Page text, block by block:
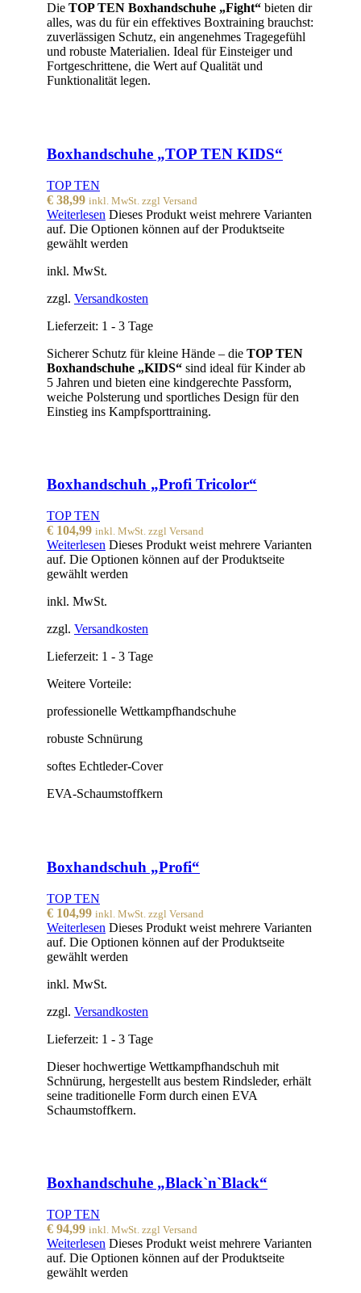
Die TOP TEN Boxhandschuhe „Fight“ bieten dir
alles, was du für ein effektives Boxtraining brauchst:
zuverlässigen Schutz, ein angenehmes Tragegefühl
und robuste Materialien. Ideal für Einsteiger und
Fortgeschrittene, die Wert auf Qualität und
Funktionalität legen.
Boxhandschuhe „TOP TEN KIDS“
TOP TEN
€ 38,99 inkl. MwSt. zzgl Versand
Weiterlesen Dieses Produkt weist mehrere Varianten
auf. Die Optionen können auf der Produktseite
gewählt werden
inkl. MwSt.
zzgl. Versandkosten
Lieferzeit: 1 - 3 Tage
Sicherer Schutz für kleine Hände – die TOP TEN
Boxhandschuhe „KIDS“ sind ideal für Kinder ab
5 Jahren und bieten eine kindgerechte Passform,
weiche Polsterung und sportliches Design für den
Einstieg ins Kampfsporttraining.
Boxhandschuh „Profi Tricolor“
TOP TEN
€ 104,99 inkl. MwSt. zzgl Versand
Weiterlesen Dieses Produkt weist mehrere Varianten
auf. Die Optionen können auf der Produktseite
gewählt werden
inkl. MwSt.
zzgl. Versandkosten
Lieferzeit: 1 - 3 Tage
Weitere Vorteile:
professionelle Wettkampfhandschuhe
robuste Schnürung
softes Echtleder-Cover
EVA-Schaumstoffkern
Boxhandschuh „Profi“
TOP TEN
€ 104,99 inkl. MwSt. zzgl Versand
Weiterlesen Dieses Produkt weist mehrere Varianten
auf. Die Optionen können auf der Produktseite
gewählt werden
inkl. MwSt.
zzgl. Versandkosten
Lieferzeit: 1 - 3 Tage
Dieser hochwertige Wettkampfhandschuh mit
Schnürung, hergestellt aus bestem Rindsleder, erhält
seine traditionelle Form durch einen EVA
Schaumstoffkern.
Boxhandschuhe „Black`n`Black“
TOP TEN
€ 94,99 inkl. MwSt. zzgl Versand
Weiterlesen Dieses Produkt weist mehrere Varianten
auf. Die Optionen können auf der Produktseite
gewählt werden